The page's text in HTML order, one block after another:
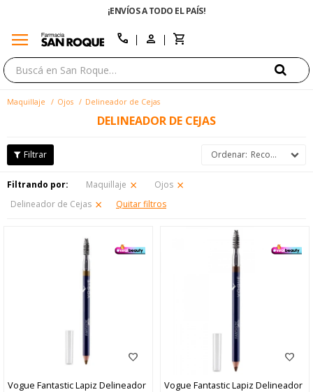
¡ENVÍOS A TODO EL PAÍS!
menu call
Maquillaje Ojos Delineador de Cejas
DELINEADOR DE CEJAS
Recomendados
Filtrando por: Maquillaje
Ojos
Delineador de Cejas
Quitar filtros
Vogue Fantastic Lapiz Delineador
Vogue Fantastic Lapiz Delineador
close